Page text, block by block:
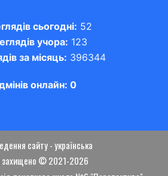
сьогодні: 52
учора: 123
за місяць: 396344
онлайн: 0
сайту - українська
захищено © 2021-2026